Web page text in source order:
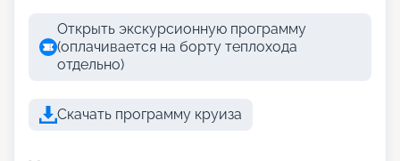
Открыть экскурсионную программу
(оплачивается на борту теплохода
отдельно)
Скачать программу круиза